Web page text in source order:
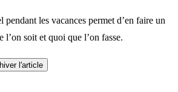
pendant les vacances permet d’en faire un
l’on soit et quoi que l’on fasse.
l'article